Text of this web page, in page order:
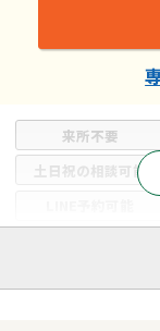
来所不要
土日祝の相談可能
遺言書作成・遺言執行